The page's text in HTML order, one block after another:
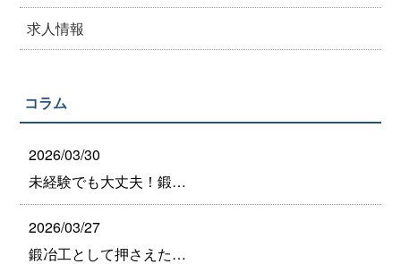
求人情報
コラム
2026/03/30
未経験でも大丈夫！鍛…
2026/03/27
鍛冶工として押さえた…